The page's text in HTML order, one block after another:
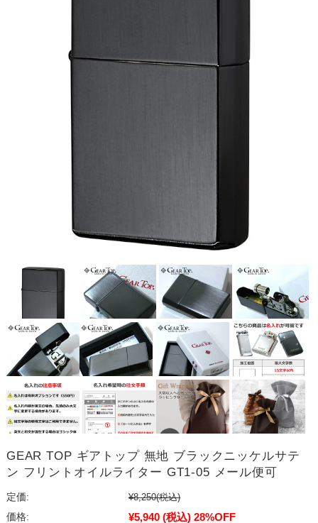
GEAR TOP ギアトップ 無地 ブラックニッケルサテ
ン フリントオイルライター GT1-05 メール便可
定価: ¥8,250(税込)
価格:
¥5,940 (税込) 28%OFF